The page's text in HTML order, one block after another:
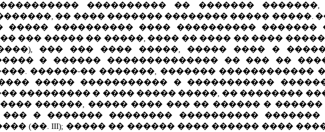
���������� �� �������
�� ���� ������� �������� ����� �����.
����� ���������� ���� ����������
��� ����� �� �����, ���� �� ���� �� ����
��� ��� ���� �����, ����� ���� �
� ������ �������������� �� ��� ��
������-�� �������, ������� ������������
����� ����������� � �����������
��������� � ���� ����� �����, �� ��������
������, ����� ���� ��� �� ������ �
� ������� �������� ����������
(��.III); ����� �� ������ ���� ������ ����